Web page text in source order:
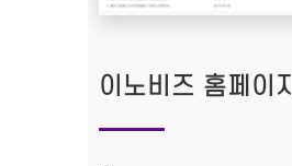
이노비즈 홈페이지